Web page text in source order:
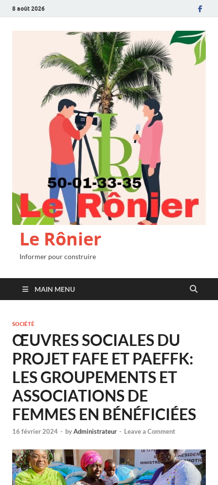
8 août 2026
Le Rônier
Informer pour construire
MAIN MENU
SOCIÉTÉ
ŒUVRES SOCIALES DU
PROJET FAFE ET PAEFFK:
LES GROUPEMENTS ET
ASSOCIATIONS DE
FEMMES EN BÉNÉFICIÉES
16 février 2024 - byAdministrateur - Leave a Comment